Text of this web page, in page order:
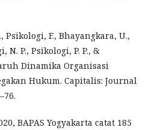
Psikologi, F., Bhayangkara, U.,
N. P., Psikologi, P. P., &
Dinamika Organisasi
Hukum. Capitalis: Journal
BAPAS Yogyakarta catat 185